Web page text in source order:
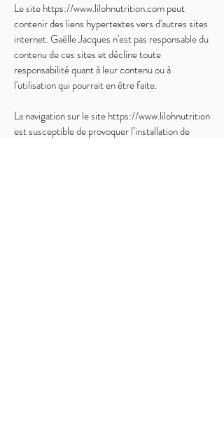
Le sitehttps://www.lilohnutrition.compeut
contenir des liens hypertextes vers d'autres sites
internet. Gaëlle Jacques n'est pas responsable du
contenu de ces sites et décline toute
responsabilité quant à leur contenu ou à
l'utilisation qui pourrait en être faite.
La navigation sur le sitehttps://www.lilohnutrition
est susceptible de provoquer l’installation de